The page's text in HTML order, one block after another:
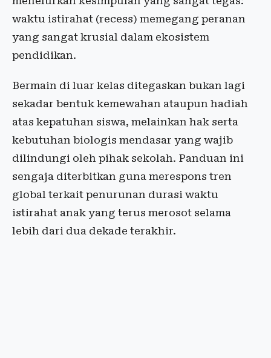
waktu istirahat (recess) memegang peranan
yang sangat krusial dalam ekosistem
pendidikan.
Bermain di luar kelas ditegaskan bukan lagi
sekadar bentuk kemewahan ataupun hadiah
atas kepatuhan siswa, melainkan hak serta
kebutuhan biologis mendasar yang wajib
dilindungi oleh pihak sekolah. Panduan ini
sengaja diterbitkan guna merespons tren
global terkait penurunan durasi waktu
istirahat anak yang terus merosot selama
lebih dari dua dekade terakhir.